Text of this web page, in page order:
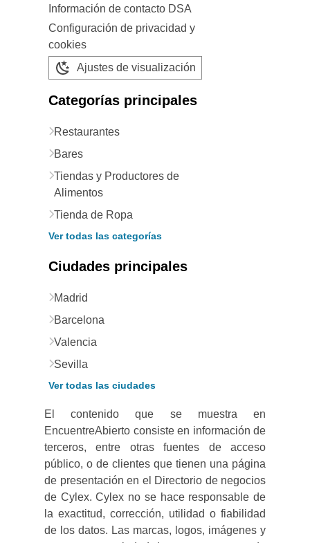
Información de contacto DSA
Configuración de privacidad y
cookies
Ajustes de visualización
Categorías principales
Restaurantes
Bares
Tiendas y Productores de
Alimentos
Tienda de Ropa
Ver todas las categorías
Ciudades principales
Madrid
Barcelona
Valencia
Sevilla
Ver todas las ciudades
El contenido que se muestra en
EncuentreAbierto consiste en información de
terceros, entre otras fuentes de acceso
público, o de clientes que tienen una página
de presentación en el Directorio de negocios
de Cylex. Cylex no se hace responsable de
la exactitud, corrección, utilidad o fiabilidad
de los datos. Las marcas, logos, imágenes y